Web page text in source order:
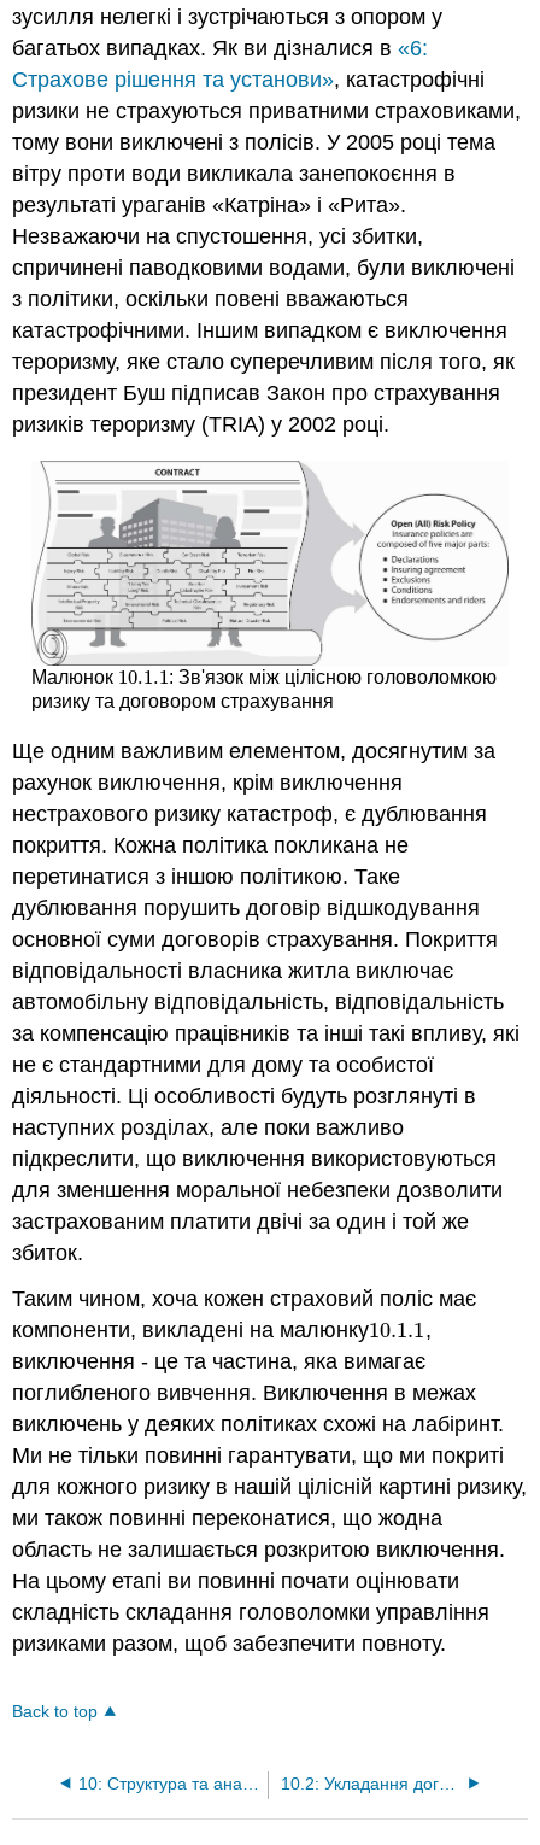
зусилля нелегкі і зустрічаються з опором у
багатьох випадках. Як ви дізналися в«6:
Страхове рішення та установи», катастрофічні
ризики не страхуються приватними страховиками,
тому вони виключені з полісів. У 2005 році тема
вітру проти води викликала занепокоєння в
результаті ураганів «Катріна» і «Рита».
Незважаючи на спустошення, усі збитки,
спричинені паводковими водами, були виключені
з політики, оскільки повені вважаються
катастрофічними. Іншим випадком є виключення
тероризму, яке стало суперечливим після того, як
президент Буш підписав Закон про страхування
ризиків тероризму (TRIA) у 2002 році.
Малюнок 10.1.1
10.1.1: Зв'язок між цілісною головоломкою
ризику та договором страхування
Ще одним важливим елементом, досягнутим за
рахунок виключення, крім виключення
нестрахового ризику катастроф, є дублювання
покриття. Кожна політика покликана не
перетинатися з іншою політикою. Таке
дублювання порушить договір відшкодування
основної суми договорів страхування. Покриття
відповідальності власника житла виключає
автомобільну відповідальність, відповідальність
за компенсацію працівників та інші такі впливу, які
не є стандартними для дому та особистої
діяльності. Ці особливості будуть розглянуті в
наступних розділах, але поки важливо
підкреслити, що виключення використовуються
для зменшення моральної небезпеки дозволити
застрахованим платити двічі за один і той же
збиток.
Таким чином, хоча кожен страховий поліс має
компоненти, викладені на малюнку10.1.1
10.1.1,
виключення - це та частина, яка вимагає
поглибленого вивчення. Виключення в межах
виключень у деяких політиках схожі на лабіринт.
Ми не тільки повинні гарантувати, що ми покриті
для кожного ризику в нашій цілісній картині ризику,
ми також повинні переконатися, що жодна
область не залишається розкритою виключення.
На цьому етапі ви повинні почати оцінювати
складність складання головоломки управління
ризиками разом, щоб забезпечити повноту.
Back to top
10.2: Укладання договору